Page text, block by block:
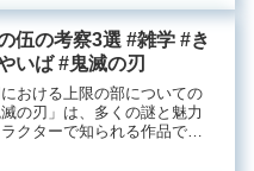
ての便利な選択肢の一つで
、その特徴や利用方法、そ
伍の考察3選 #雑学 #き
いば #鬼滅の刃
おける上限の部についての
の刃」は、多くの謎と魅力
クターで知られる作品で